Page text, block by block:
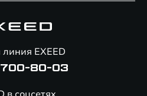
линия EXEED
80-03